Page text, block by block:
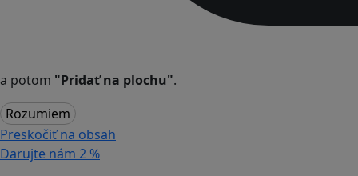
a potom "Pridať na plochu".
Rozumiem
Preskočiť na obsah
Darujte nám 2 %